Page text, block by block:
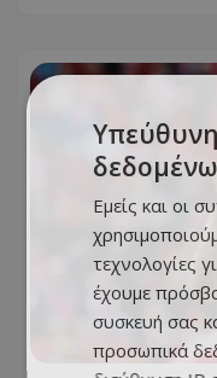
Εμείς και οι
τεχνολογίες
έχουμε
συσκευή σας
προσωπικά